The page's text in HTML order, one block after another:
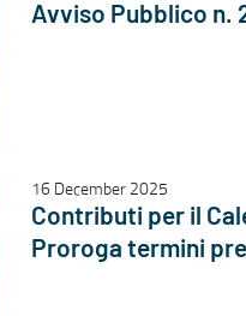
Avviso Pubblico n.
16 December 2025
Contributi per il
Proroga termini